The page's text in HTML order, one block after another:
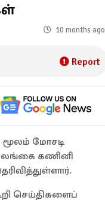
10 months ago
Report
மோசடி
கணினி
செய்திகளைப்